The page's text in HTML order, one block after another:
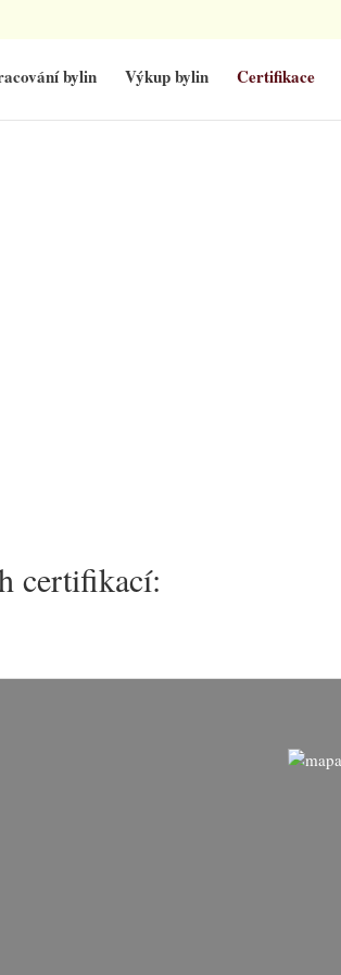
bylin Výkup bylin Certifikace
certifikací: